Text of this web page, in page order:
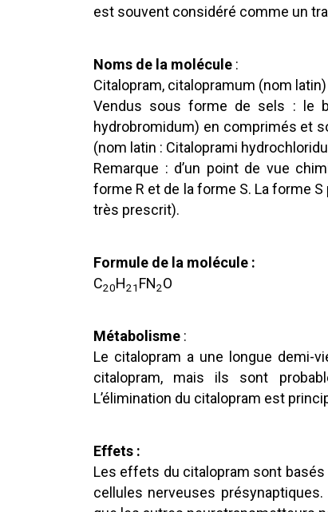
est souvent considéré comme un
Noms de la molécule :
Citalopram, citalopramum (nom latin)
Vendus sous forme de sels : le
hydrobromidum) en comprimés et
(nom latin : Citaloprami
Remarque : d’un point de vue
forme R et de la forme S. La forme S
très prescrit).
Formule de la molécule :
C20H21 FN2O
Métabolisme :
Le citalopram a une longue demi-
citalopram, mais ils sont
L’élimination du citalopram est
Effets :
Les effets du citalopram sont basés
cellules nerveuses